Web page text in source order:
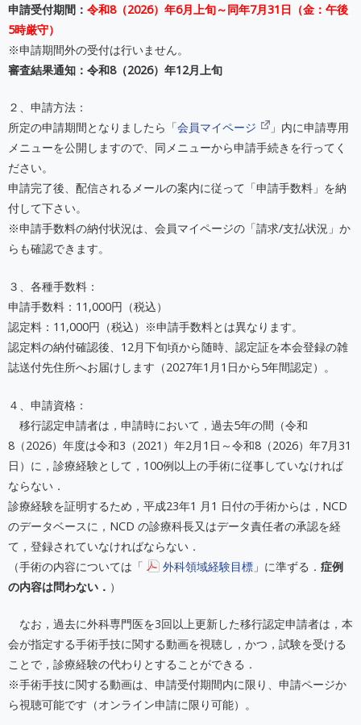
申請受付期間： 令和8（2026）年6月上旬～同年7月31日（金：午後
5時厳守）
※申請期間外の受付は行いません。
審査結果通知：令和8（2026）年12月上旬
２、申請方法：
所定の申請期間となりましたら「会員マイページ
」内に申請専用
メニューを公開しますので、同メニューから申請手続きを行ってく
ださい。
申請完了後、配信されるメールの案内に従って「申請手数料」を納
付して下さい。
※申請手数料の納付状況は、会員マイページの「請求/支払状況」か
らも確認できます。
３、各種手数料：
申請手数料：11,000円（税込）
認定料：11,000円（税込）※申請手数料とは異なります。
認定料の納付確認後、12月下旬頃から随時、認定証を本会登録の雑
誌送付先住所へお届けします（2027年1月1日から5年間認定）。
４、申請資格：
移行認定申請者は，申請時において，過去5年の間（令和
8（2026）年度は令和3（2021）年2月1日～令和8（2026）年7月31
日）に，診療経験として，100例以上の手術に従事していなければ
ならない．
診療経験を証明するため，平成23年1 月1 日付の手術からは，NCD
のデータベースに，NCD の診療科長又はデータ責任者の承認を経
て，登録されていなければならない．
（手術の内容については「
外科領域経験目標 」に準ずる． 症例
の内容は問わない． ）
なお，過去に外科専門医を3回以上更新した移行認定申請者は，本
会が指定する手術手技に関する動画を視聴し，かつ，試験を受ける
ことで，診療経験の代わりとすることができる．
※手術手技に関する動画は、申請受付期間内に限り、申請ページか
ら視聴可能です（オンライン申請に限り可能）。